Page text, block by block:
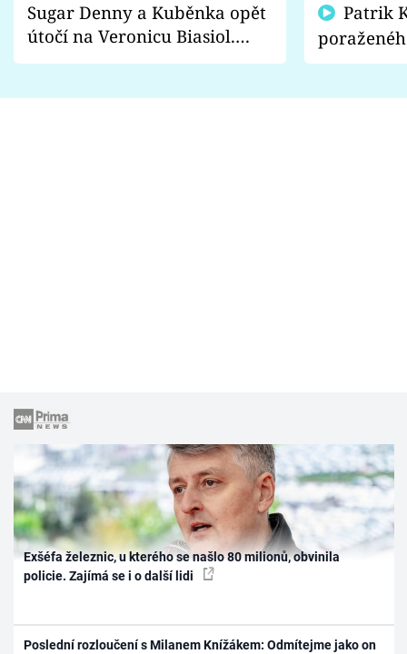
Sugar Denny a Kuběnka opět
útočí na Veronicu Biasiol.
Proč je podle nich falešná a
fanoušci
Exšéfa železnic, u kterého se našlo 80 milionů, obvinila
policie. Zajímá se i o další lidi
Poslední rozloučení s Milanem Knížákem: Odmítejme jako on